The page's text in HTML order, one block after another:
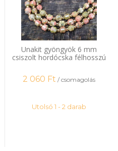
Unakit gyöngyök 6 mm
csiszolt hordócska félhosszú
2 060 Ft / csomagolás
Utolsó 1 - 2 darab